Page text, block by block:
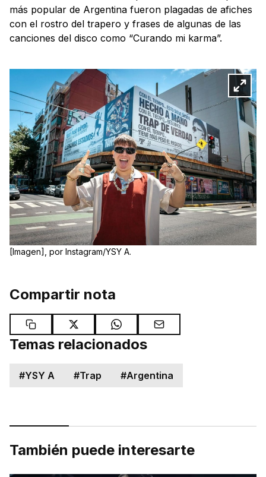
más popular de Argentina fueron plagadas de afiches
con el rostro del trapero y frases de algunas de las
canciones del disco como “Curando mi karma”.
[Imagen], por Instagram/YSY A.
Compartir nota
Temas relacionados
#YSY A #Trap #Argentina
También puede interesarte